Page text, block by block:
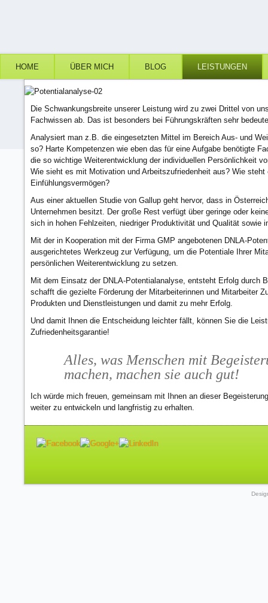
HOME ÜBER MICH BLOG LEISTUNGEN
Die Schwankungsbreite unserer Leistung wird zu zwei Drittel von
Fachwissen ab. Das ist besonders bei Führungskräften sehr
Analysiert man z.B. die eingesetzten Mittel im Bereich Aus- und
so? Harte Kompetenzen wie eben das für eine Aufgabe benötigte
die so wichtige Weiterentwicklung der individuellen Persönlichkeit
Wie sieht es mit Motivation und Arbeitszufriedenheit aus? Wie
Einfühlungsvermögen?
Aus einer aktuellen Studie von Gallup geht hervor, dass in
Unternehmen besitzt. Der große Rest verfügt über geringe oder
sich in hohen Fehlzeiten, niedriger Produktivität und Qualität sowie
Mit der in Kooperation mit der Firma GMP angebotenen DNLA-
ausgerichtetes Werkzeug zur Verfügung, um die Potentiale Ihrer
persönlichen Weiterentwicklung zu setzen.
Mit dem Einsatz der DNLA-Potentialanalyse, entsteht Erfolg durch
schafft die gezielte Förderung der Mitarbeiterinnen und Mitarbeiter
Produkten und Dienstleistungen und damit zu mehr Erfolg.
Und damit Ihnen die Entscheidung leichter fällt, können Sie die
Zufriedenheitsgarantie!
Alles, was Menschen mit
machen, machen sie auch gut!
Ich würde mich freuen, gemeinsam mit Ihnen an dieser
weiter zu entwickeln und langfristig zu erhalten.